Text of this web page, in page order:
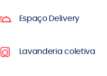
Espaço Delivery
Lavanderia coletiva